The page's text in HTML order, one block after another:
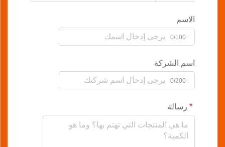
الاسم
0/100
اسم الشركة
0/200
رسالة